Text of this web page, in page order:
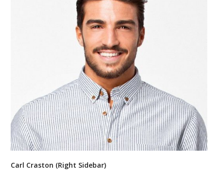
Carl Craston (Right Sidebar)